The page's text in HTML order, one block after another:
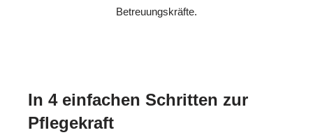
Betreuungskräfte.
In 4 einfachen Schritten zur
Pflegekraft